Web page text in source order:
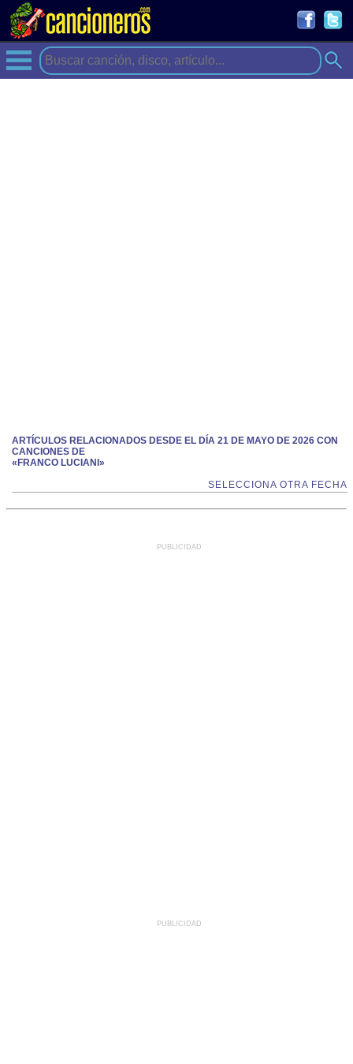
ARTÍCULOS RELACIONADOS DESDE EL DÍA 21 DE MAYO DE 2026 CON
CANCIONES DE
«FRANCO LUCIANI»
SELECCIONA OTRA FECHA
PUBLICIDAD
PUBLICIDAD